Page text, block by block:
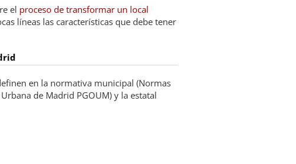
el proceso de transformar un local
líneas las características que debe tener
en la normativa municipal (Normas
de Madrid PGOUM) y la estatal